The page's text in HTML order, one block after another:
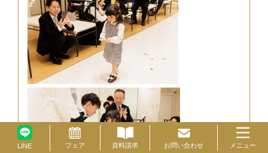
ブライダルフェア 資料請求 お問い合わせ
LINE フェア 資料請求 お問い合わせ メニュー